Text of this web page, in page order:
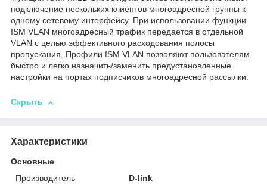
подключение нескольких клиентов многоадресной группы к
одному сетевому интерфейсу. При использовании функции
ISM VLAN многоадресный трафик передается в отдельной
VLAN с целью эффективного расходования полосы
пропускания. Профили ISM VLAN позволяют пользователям
быстро и легко назначить/заменить предустановленные
настройки на портах подписчиков многоадресной рассылки.
Скрыть
Характеристики
Основные
Производитель
D-link